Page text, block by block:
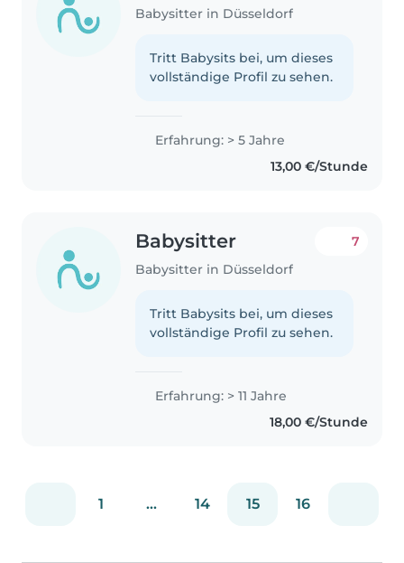
Babysitter in Düsseldorf
Tritt Babysits bei, um dieses
vollständige Profil zu sehen.
Erfahrung: > 5 Jahre
13,00 €/Stunde
Babysitter
Babysitter in Düsseldorf
7
Tritt Babysits bei, um dieses
vollständige Profil zu sehen.
Erfahrung: > 11 Jahre
18,00 €/Stunde
1 ... 14 15 16